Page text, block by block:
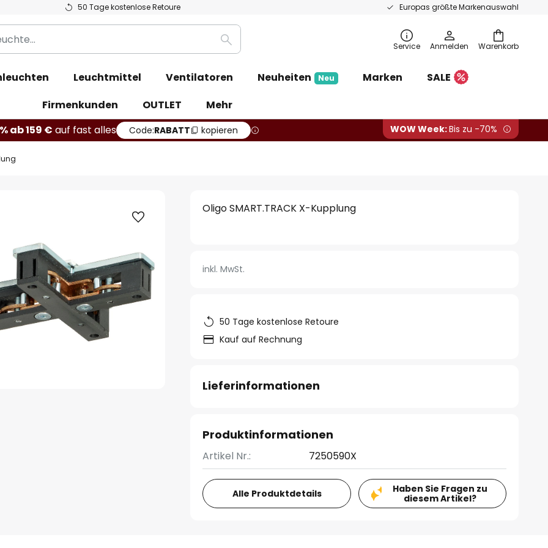
50 Tage kostenlose Retoure Europas größte Markenauswahl
Warenkorb
Suche Service Anmelden
Leuchtmittel Ventilatoren Neuheiten Neu Marken
SALE
Firmenkunden
OUTLET
Mehr
ab 159 € auf fast alles Code:RABATT kopieren WOW Week:Bis zu -70%
Oligo SMART.TRACK X-Kupplung
inkl. MwSt.
50 Tage kostenlose Retoure
Kauf auf Rechnung
Lieferinformationen
Produktinformationen
Artikel Nr.: 7250590X
Alle Produktdetails
Haben Sie Fragen zu
diesem Artikel?